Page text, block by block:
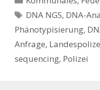
Schlagwörter
DNA NGS, DNA-
Phänotypisierung,
Anfrage,
sequencing, Polizei